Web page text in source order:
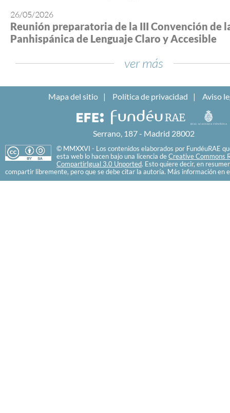
26/05/2026
Reunión preparatoria de la III Convención de
Panhispánica de Lenguaje Claro y Accesible
ver más
Mapa del sitio Política de privacidad Aviso
Serrano, 187 - Madrid 28002
© MMXXVI - Los contenidos elaborados por FundéuRAE
esta web lo hacen bajo una licencia de Creative Commons
CompartirIgual 3.0 Unported. Esto quiere decir, en
compartir libremente, pero que se debe citar la autoría. Más información en